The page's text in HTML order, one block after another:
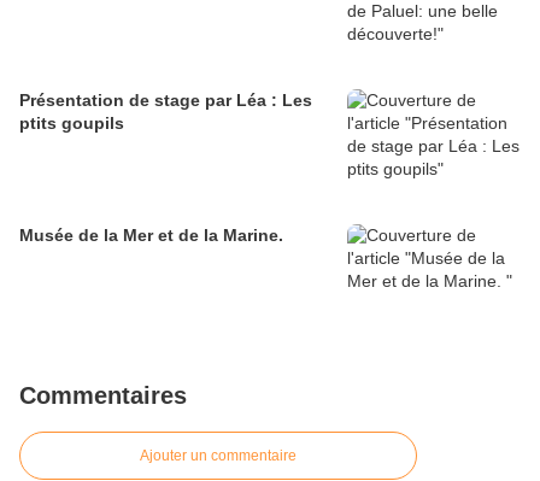
Présentation de stage par Léa : Les
ptits goupils
Musée de la Mer et de la Marine.
Commentaires
Ajouter un commentaire